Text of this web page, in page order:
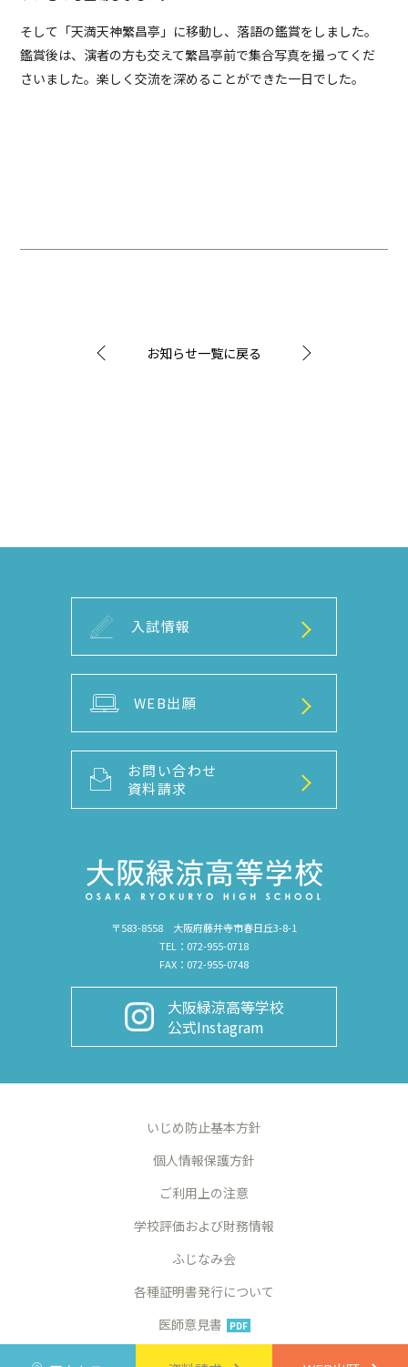
そして「天満天神繁昌亭」に移動し、落語の鑑賞をしました。
鑑賞後は、演者の方も交えて繁昌亭前で集合写真を撮ってくだ
さいました。楽しく交流を深めることができた一日でした。
お知らせ一覧に戻る
〒583-8558 大阪府藤井寺市春日丘3-8-1
TEL：072-955-0718
FAX：072-955-0748
大阪緑涼高等学校
公式Instagram
入試情報
WEB出願
お問い合わせ
資料請求
いじめ防止基本方針
個人情報保護方針
ご利用上の注意
学校評価および財務情報
ふじなみ会
各種証明書発行について
医師意見書
PDF